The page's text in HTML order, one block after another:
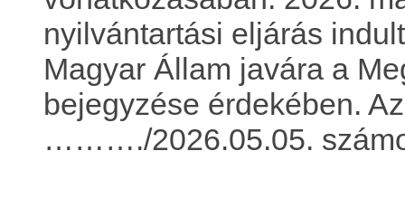
nyilvántartási eljárás
Magyar Állam javára a
bejegyzése érdekében.
………./2026.05.05.